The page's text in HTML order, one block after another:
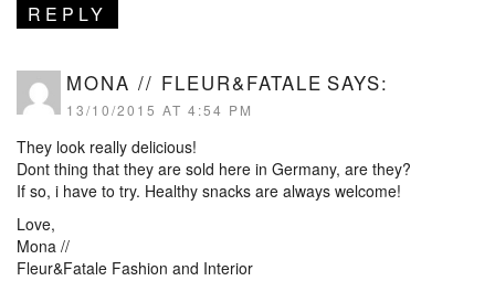
REPLY
MONA // FLEUR&FATALE SAYS:
13/10/2015 AT 4:54 PM
They look really delicious!
Dont thing that they are sold here in Germany, are they?
If so, i have to try. Healthy snacks are always welcome!
Love,
Mona //
Fleur&Fatale Fashion and Interior